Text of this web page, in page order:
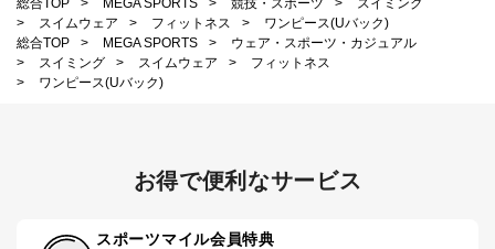
>
スイムウェア > フィットネス >
ワンピース(Uバック)
総合TOP
> MEGA SPORTS >
ウェア・スポーツ・カジュアル
>
スイミング > スイムウェア >
フィットネス
>
ワンピース(Uバック)
お得で便利なサービス
スポーツマイル会員特典